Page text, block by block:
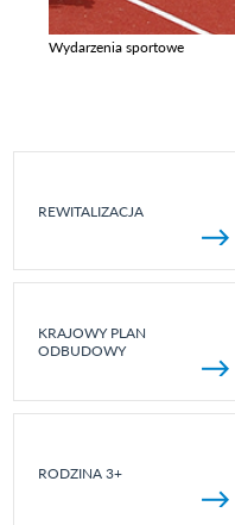
Wydarzenia sportowe
REWITALIZACJA
KRAJOWY PLAN
ODBUDOWY
RODZINA 3+